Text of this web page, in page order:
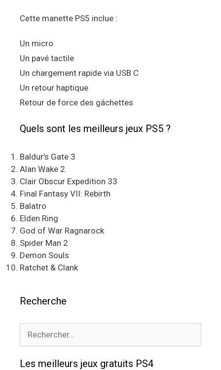
Cette manette PS5 inclue :
Un micro
Un pavé tactile
Un chargement rapide via USB C
Un retour haptique
Retour de force des gâchettes
Quels sont les meilleurs jeux PS5 ?
Baldur’s Gate 3
Alan Wake 2
Clair Obscur Expedition 33
Final Fantasy VII: Rebirth
Balatro
Elden Ring
God of War Ragnarock
Spider Man 2
Demon Souls
Ratchet & Clank
Recherche
Les meilleurs jeux gratuits PS4